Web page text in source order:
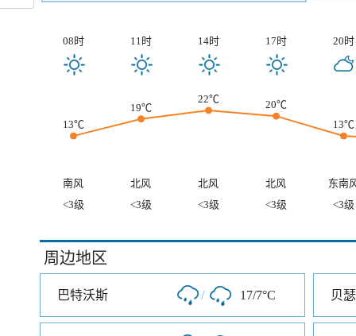
08时 11时 14时 17时 20时
13℃
19℃
22℃
20℃
13℃
南风 北风 北风 北风
东南
<3级
<3级 <3级 <3级 <3级
周边地区
巴特沃斯 / 17/7°C 贝瑟